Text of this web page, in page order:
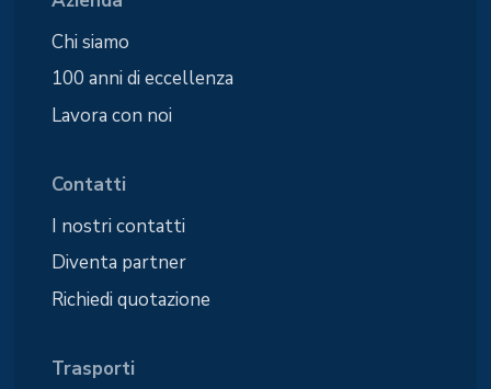
Chi siamo
100 anni di eccellenza
Lavora con noi
Contatti
I nostri contatti
Diventa partner
Richiedi quotazione
Trasporti